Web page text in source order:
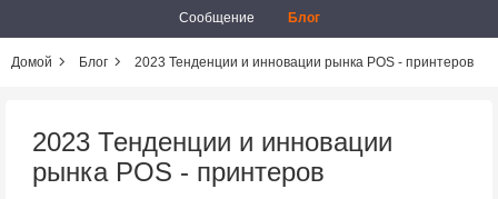
Сообщение
Блог
Домой Блог 2023 Тенденции и инновации рынка POS - принтеров
2023 Тенденции и инновации
рынка POS - принтеров